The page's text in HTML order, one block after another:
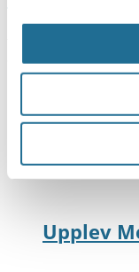
2025-05-1717
datum.
Upplev